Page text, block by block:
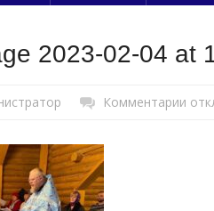
2023-02-04 at
Комментарии к